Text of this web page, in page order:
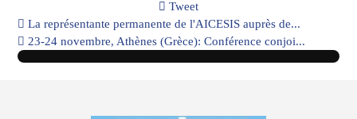
Tweet
pinterest
La représentante permanente de l'AICESIS auprès de...
23-24 novembre, Athènes (Grèce): Conférence conjoi...